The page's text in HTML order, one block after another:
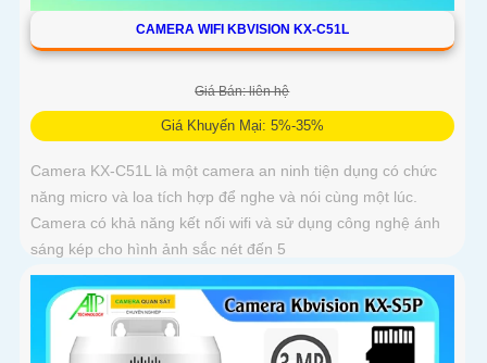
CAMERA WIFI KBVISION KX-C51L
Giá Bán: liên hệ
Giá Khuyến Mại: 5%-35%
Camera KX-C51L là một camera an ninh tiện dụng có chức
năng micro và loa tích hợp để nghe và nói cùng một lúc.
Camera có khả năng kết nối wifi và sử dụng công nghệ ánh
sáng kép cho hình ảnh sắc nét đến 5